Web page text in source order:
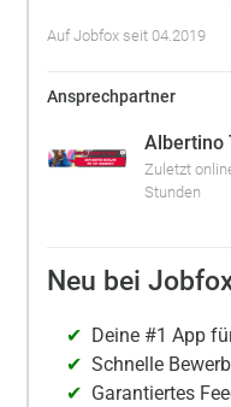
Auf Jobfox seit 04.2019
Ansprechpartner
Albertino
Zuletzt
Stunden
Neu bei
Deine #1 App
Schnelle
Garantiertes